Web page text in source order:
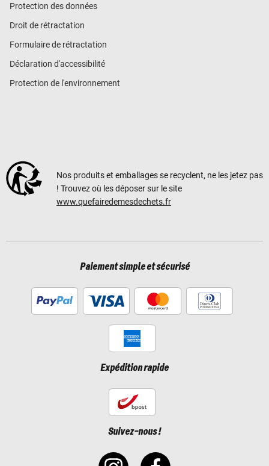
Protection des données
Droit de rétractation
Formulaire de rétractation
Déclaration d'accessibilité
Protection de l'environnement
Nos produits et emballages se recyclent, ne les jetez pas
! Trouvez où les déposer sur le site
www.quefairedemesdechets.fr
Paiement simple et sécurisé
Expédition rapide
Suivez-nous !